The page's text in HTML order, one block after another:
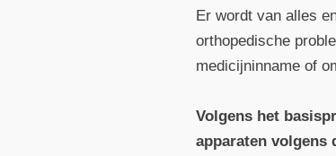
Er wordt van alles
orthopedische
medicijninname of
Volgens het
apparaten volgens